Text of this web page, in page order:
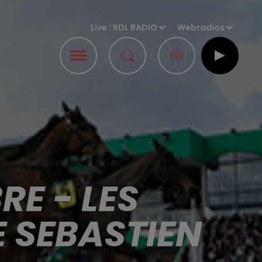
Live : RDL RADIO Webradios
- LES
SEBASTIEN